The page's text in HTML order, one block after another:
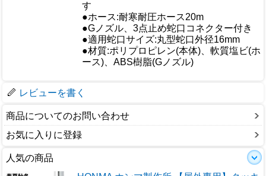
す
●ホース:耐寒耐圧ホース20m
●Gノズル、3点止め蛇口コネクター付き
●適用蛇口サイズ:丸型蛇口外径16mm
●材質:ポリプロピレン(本体)、軟質塩ビ(ホ
ース)、ABS樹脂(Gノズル)
レビューを書く
商品についてのお問い合わせ
お気に入りに登録
人気の商品